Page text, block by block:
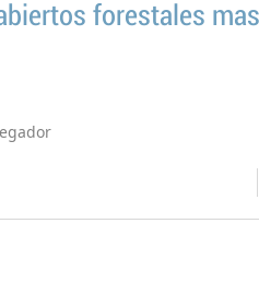
forestales